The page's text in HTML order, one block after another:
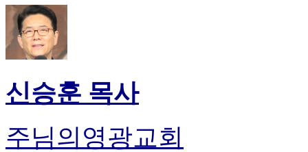
신승훈 목사
주님의영광교회